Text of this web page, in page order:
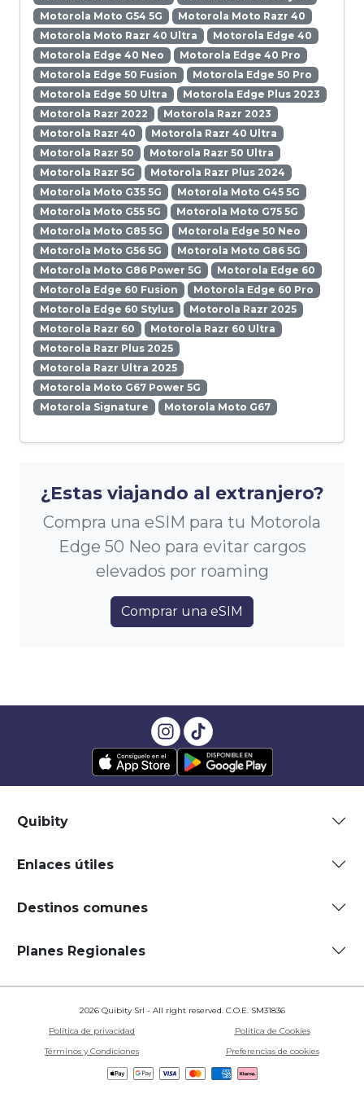
Motorola Moto G54 5G
Motorola Moto Razr 40
Motorola Moto Razr 40 Ultra
Motorola Edge 40
Motorola Edge 40 Neo
Motorola Edge 40 Pro
Motorola Edge 50 Fusion
Motorola Edge 50 Pro
Motorola Edge 50 Ultra
Motorola Edge Plus 2023
Motorola Razr 2022
Motorola Razr 2023
Motorola Razr 40
Motorola Razr 40 Ultra
Motorola Razr 50
Motorola Razr 50 Ultra
Motorola Razr 5G
Motorola Razr Plus 2024
Motorola Moto G35 5G
Motorola Moto G45 5G
Motorola Moto G55 5G
Motorola Moto G75 5G
Motorola Moto G85 5G
Motorola Edge 50 Neo
Motorola Moto G56 5G
Motorola Moto G86 5G
Motorola Moto G86 Power 5G
Motorola Edge 60
Motorola Edge 60 Fusion
Motorola Edge 60 Pro
Motorola Edge 60 Stylus
Motorola Razr 2025
Motorola Razr 60
Motorola Razr 60 Ultra
Motorola Razr Plus 2025
Motorola Razr Ultra 2025
Motorola Moto G67 Power 5G
Motorola Signature
Motorola Moto G67
¿Estas viajando al extranjero?
Compra una eSIM para tu Motorola
Edge 50 Neo para evitar cargos
elevados por roaming
Comprar una eSIM
Quibity
Enlaces útiles
Destinos comunes
Planes Regionales
2026 Quibity Srl - All right reserved. C.O.E. SM31836
Política de privacidad
Política de Cookies
Términos y Condiciones
Preferencias de cookies